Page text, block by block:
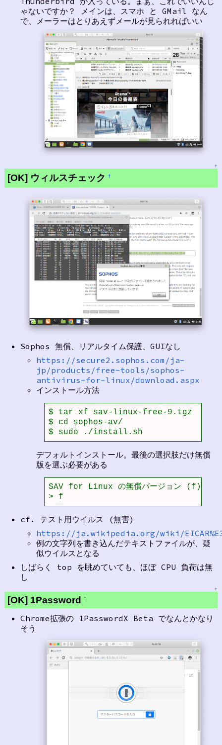
ゃないですか？ メインは、スマホ と GMail なん
で、メーラーはとりあえずメールが見られればいい
↑
[OK] ウィルスチェック †
Sophos 無償、リアルタイム保護、GUIなし
https://secure2.sophos.com/ja-
jp/products/free-tools/sophos-
antivirus-for-linux/download.aspx
インストール方法
$ tar xf sav-linux-free-9.tgz
$ cd sophos-av/
$ sudo ./install.sh
デフォルトインストール。最後の選択肢だけ無償
版を選ぶ必要がある
SAV for Linux の無償バージョン (f) と サ
> f
cf. テスト用ウイルス (無害)
https://ja.wikipedia.org/wiki/
例の文字列を書き込んだテキストファイルが、疑
似ウイルスとなる
しばらく top を眺めていても、ほぼ CPU 負荷は無
し
↑
[OK] 1Password †
Chrome拡張の 1PasswordX Beta でなんとかなり
そう